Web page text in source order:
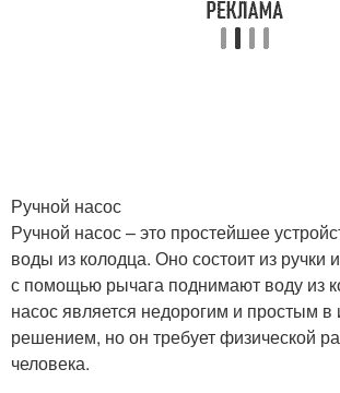
Ручной насос
Ручной насос – это простейшее
воды из колодца. Оно состоит из ручки
с помощью рычага поднимают воду из
насос является недорогим и простым в
решением, но он требует физической
человека.